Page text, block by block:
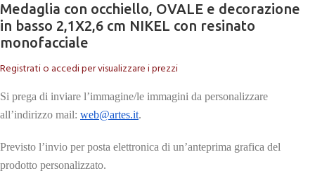
Medaglia con occhiello, OVALE e decorazione
in basso 2,1X2,6 cm NIKEL con resinato
monofacciale
Registrati o accedi per visualizzare i prezzi
Si prega di inviare l’immagine/le immagini da personalizzare
all’indirizzo mail: web@artes.it.
Previsto l’invio per posta elettronica di un’anteprima grafica del
prodotto personalizzato.